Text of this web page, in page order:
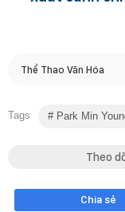
Thể Thao Văn Hóa
Tags Park Min
Theo
Chia sẻ